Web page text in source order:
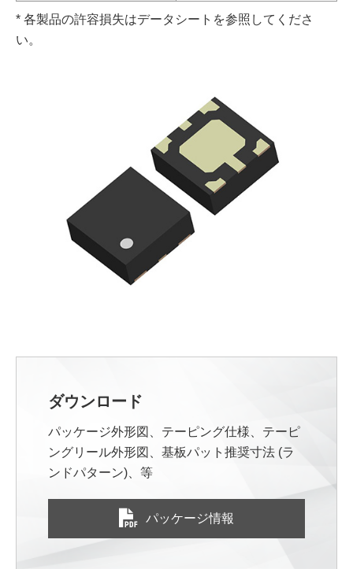
* 各製品の許容損失はデータシートを参照してくださ
い。
ダウンロード
パッケージ外形図、テーピング仕様、テーピ
ングリール外形図、基板パット推奨寸法 (ラ
ンドパターン)、等
パッケージ情報